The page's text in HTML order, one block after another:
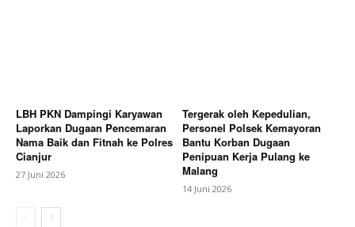
LBH PKN Dampingi Karyawan
Laporkan Dugaan Pencemaran
Nama Baik dan Fitnah ke Polres
Cianjur
27 Juni 2026
Tergerak oleh Kepedulian,
Personel Polsek Kemayoran
Bantu Korban Dugaan
Penipuan Kerja Pulang ke
Malang
14 Juni 2026